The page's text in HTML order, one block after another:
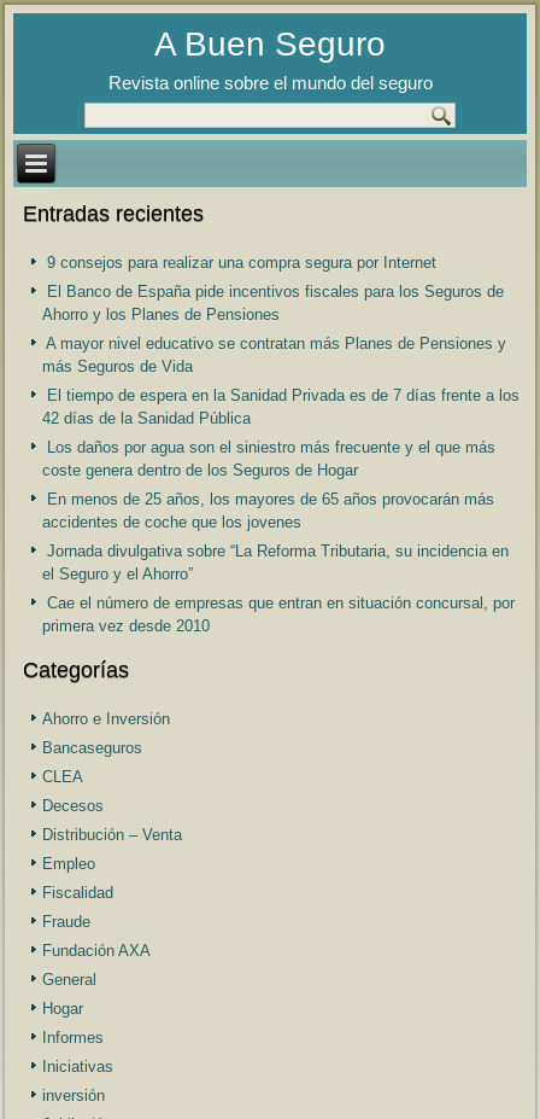
A Buen Seguro
Revista online sobre el mundo del seguro
Entradas recientes
9 consejos para realizar una compra segura por Internet
El Banco de España pide incentivos fiscales para los Seguros de
Ahorro y los Planes de Pensiones
A mayor nivel educativo se contratan más Planes de Pensiones y
más Seguros de Vida
El tiempo de espera en la Sanidad Privada es de 7 días frente a los
42 días de la Sanidad Pública
Los daños por agua son el siniestro más frecuente y el que más
coste genera dentro de los Seguros de Hogar
En menos de 25 años, los mayores de 65 años provocarán más
accidentes de coche que los jovenes
Jornada divulgativa sobre “La Reforma Tributaria, su incidencia en
el Seguro y el Ahorro”
Cae el número de empresas que entran en situación concursal, por
primera vez desde 2010
Categorías
Ahorro e Inversión
Bancaseguros
CLEA
Decesos
Distribución – Venta
Empleo
Fiscalidad
Fraude
Fundación AXA
General
Hogar
Informes
Iniciativas
inversión